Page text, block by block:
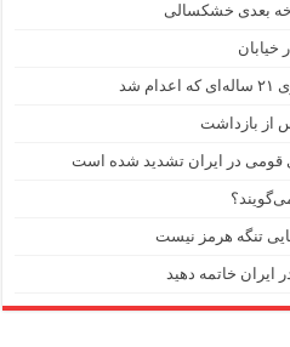
بعدی خشکسالی
از بازداشت
قومی در ایران تشدید شده است
تنگه هرمز نیست
ایران خاتمه دهید